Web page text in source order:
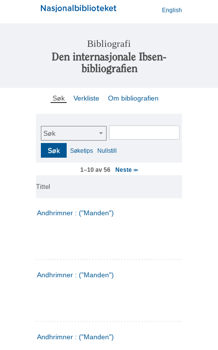
English
Bibliografi
Den internasjonale Ibsen-
bibliografien
Søk Verkliste Om bibliografien
Søk
Søk Søketips Nullstill
1–10 av 56 Neste>>
Tittel
Andhrimner : ("Manden")
Andhrimner : ("Manden")
Andhrimner : ("Manden")